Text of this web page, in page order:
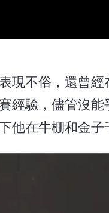
現不俗，還曾
經驗，儘管沒
他在牛棚和金